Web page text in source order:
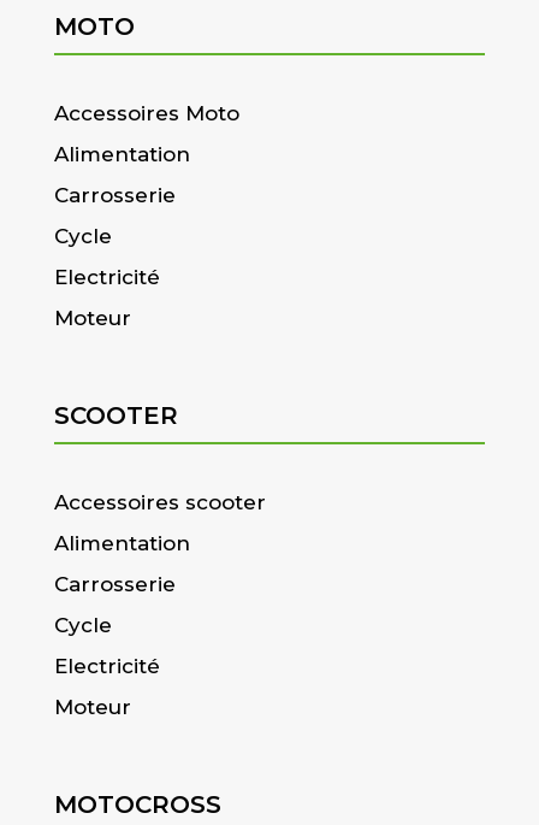
MOTO
Accessoires Moto
Alimentation
Carrosserie
Cycle
Electricité
Moteur
SCOOTER
Accessoires scooter
Alimentation
Carrosserie
Cycle
Electricité
Moteur
MOTOCROSS